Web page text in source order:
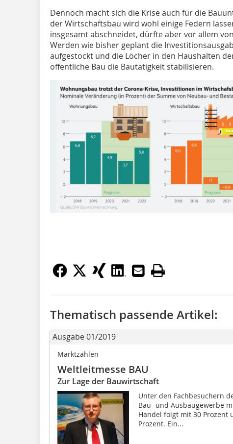
Dennoch macht sich die Krise auch für die
der Wirtschaftsbau wird wohl einige Federn
insgesamt abschneidet, dürfte aber vor allem
Werden wie bisher geplant die
aufgestockt und die Löcher in den Haushalten
öffentliche Bau die Bautätigkeit stabilisieren.
Thematisch passende Artikel:
Ausgabe 01/2019
Marktzahlen
Weltleitmesse BAU
Zur Lage der Bauwirtschaft
Unter den Fachbesuchern
Bau- und Ausbaugewerbe
Handel folgt mit 30 Prozent
Prozent. Ein...